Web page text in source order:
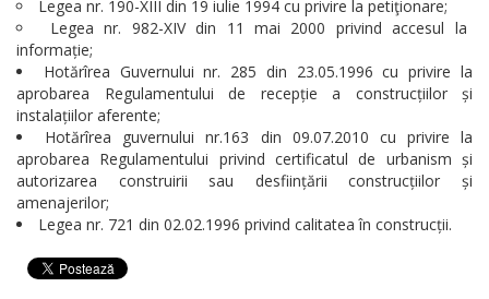
Legea nr. 190-XIII din 19 iulie 1994 cu privire la petiţionare;
Legea nr. 982-XIV din 11 mai 2000 privind accesul la
informație;
Hotărîrea Guvernului nr. 285 din 23.05.1996 cu privire la
aprobarea Regulamentului de recepție a construcțiilor și
instalațiilor aferente;
Hotărîrea guvernului nr.163 din 09.07.2010 cu privire la
aprobarea Regulamentului privind certificatul de urbanism și
autorizarea construirii sau desființării construcțiilor și
amenajerilor;
Legea nr. 721 din 02.02.1996 privind calitatea în construcții.